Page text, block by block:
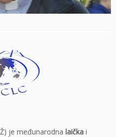
je međunarodna laička i